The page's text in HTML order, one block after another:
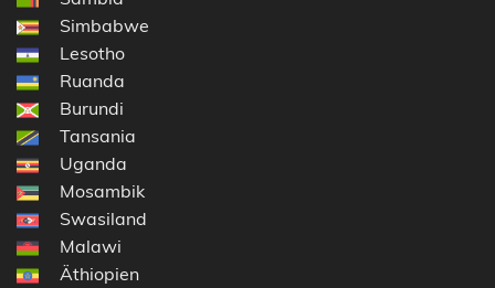
Simbabwe
Lesotho
Ruanda
Burundi
Tansania
Uganda
Mosambik
Swasiland
Malawi
Äthiopien